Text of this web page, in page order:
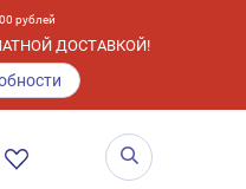
рублей
ДОСТАВКОЙ!